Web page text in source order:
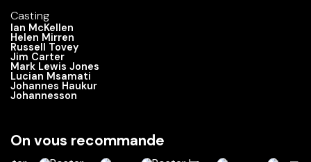
Casting
Ian McKellen
Helen Mirren
Russell Tovey
Jim Carter
Mark Lewis Jones
Lucian Msamati
Johannes Haukur
Johannesson
On vous recommande